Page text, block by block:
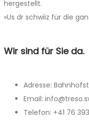
hergestellt.
«Us dr schwiiz für die
Wir sind für Sie da.
Adresse:
Email:
Telefon: +41 76